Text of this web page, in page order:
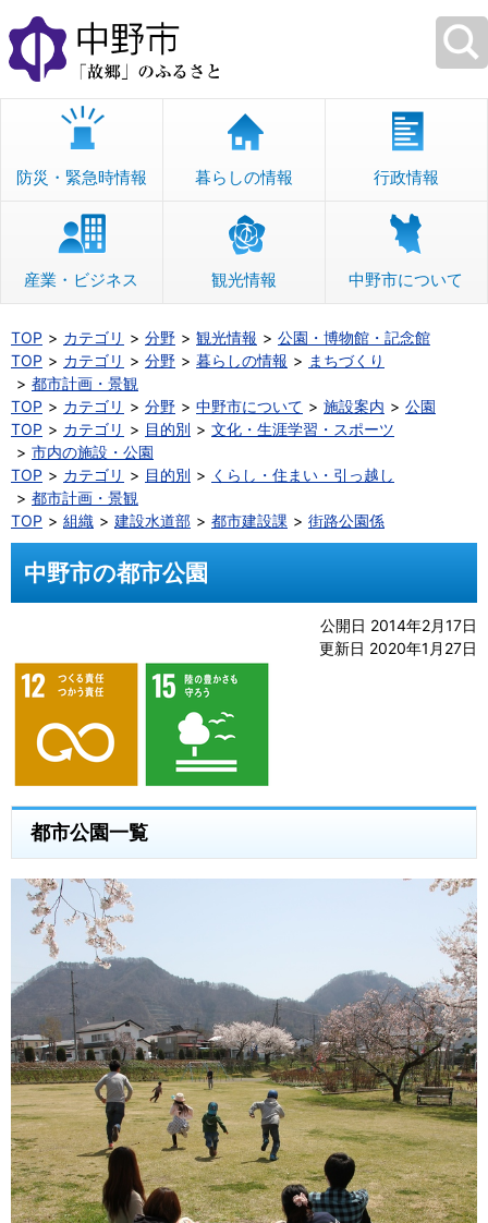
本
文
へ
移
防災・緊急時情報 暮らしの情報 行政情報
産業・ビジネス 観光情報 中野市について
TOP カテゴリ 分野 観光情報
公園・博物館・記念館
TOP
カテゴリ 分野 暮らしの情報
まちづくり
都市計画・景観
TOP
カテゴリ 分野 中野市について 施設案内
公園
TOP
カテゴリ 目的別
文化・生涯学習・スポーツ
市内の施設・公園
TOP
カテゴリ 目的別
くらし・住まい・引っ越し
都市計画・景観
TOP
組織 建設水道部 都市建設課 街路公園係
中野市の都市公園
公開日 2014年2月17日
更新日 2020年1月27日
都市公園一覧